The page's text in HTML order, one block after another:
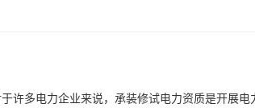
许多电力企业来说，承装修试电力资质是开展电